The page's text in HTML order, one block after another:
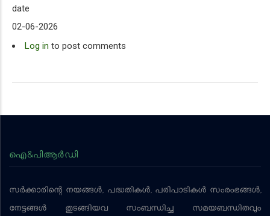
date
02-06-2026
Log in to post comments
ഐ&പിആര്‍ഡി
സര്‍ക്കാരിന്റെ നയങ്ങള്‍, പദ്ധതികള്‍, പരിപാടികള്‍ സംരംഭങ്ങള്‍,
നേട്ടങ്ങള്‍ തുടങ്ങിയവ സംബന്ധിച്ച സമയബന്ധിതവും